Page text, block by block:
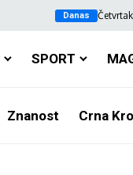
Danas
SPORT
Znanost Crna